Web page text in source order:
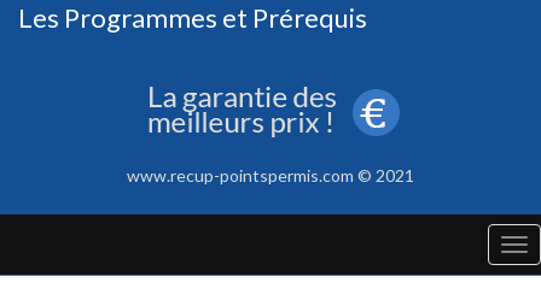
Les Programmes et Prérequis
www.recup-pointspermis.com © 2021